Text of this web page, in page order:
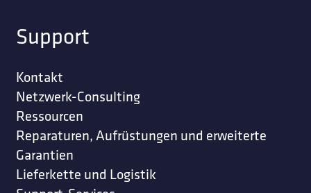
Support
Kontakt
Netzwerk-Consulting
Ressourcen
Reparaturen, Aufrüstungen und erweiterte
Garantien
Lieferkette und Logistik